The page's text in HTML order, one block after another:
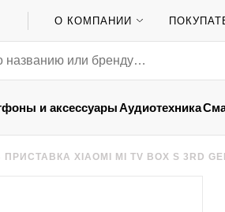
О КОМПАНИИ
и аксессуарыАудиотехника
ПРИСТАВКА XIAOMI MI TV BOX S 3RD